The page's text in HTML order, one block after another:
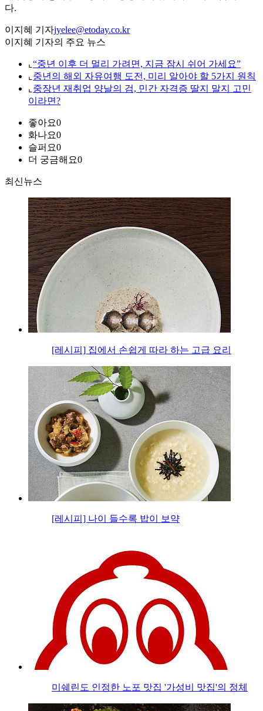
다.
이지혜 기자jyelee@etoday.co.kr
이지혜 기자의 주요 뉴스
⌞ “중년 이후 더 멀리 가려면, 지금 잠시 쉬어 가세요”
⌞ 중년의 해외 자유여행 도전, 미리 알아야 할 5가지 원칙
⌞ 중장년 재취업 양날의 검, 민간 자격증 딸지 말지 고민
이라면?
좋아요0
화나요0
슬퍼요0
더 궁금해요0
최신뉴스
[레시피] 집에서 손쉽게 따라 하는 고급 요리
[레시피] 나이 들수록 밥이 보약
미쉐린도 인정한 노포 맛집 '가성비 맛집'의 정체